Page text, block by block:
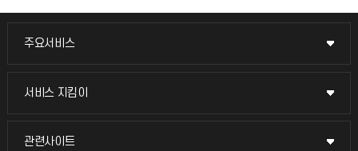
주요서비스
주요서비스
교무회의방송
서비스 지킴이
서비스 지킴이
묻고 답하기
관련사이트
관련사이트